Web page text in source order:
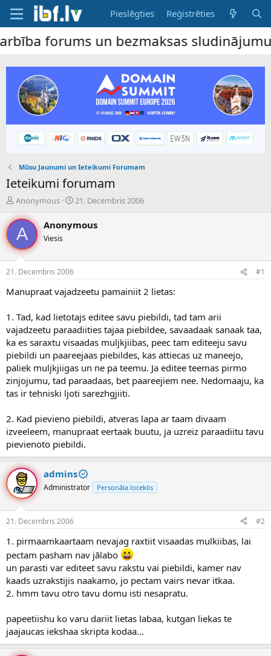
Pieslēgties Reģistrēties
un bezmaksas sludinājumu
Mūsu Jaunumi un Ieteikumi Forumam
Ieteikumi forumam
P
v
e
d
i
n
u
s
ā
c
ē
s
Anonymous
S
k
a
t
u
s
21. Decembris 2006
A Anonymous
Viesis
21. Decembris 2006 #1
Manupraat vajadzeetu pamainiit 2 lietas:
1. Tad, kad lietotajs editee savu piebildi, tad tam arii
vajadzeetu paraadiities tajaa piebildee, savaadaak sanaak taa,
ka es saraxtu visaadas muljkjiibas, peec tam editeeju savu
piebildi un paareejaas piebildes, kas attiecas uz maneejo,
paliek muljkjiigas un ne pa teemu. Ja editee teemas pirmo
zinjojumu, tad paraadaas, bet paareejiem nee. Nedomaaju, ka
tas ir tehniski ljoti sarezhgjiiti.
2. Kad pievieno piebildi, atveras lapa ar taam divaam
izveeleem, manupraat eertaak buutu, ja uzreiz paraadiitu tavu
pievienoto piebildi.
admins
Administrator Personāla loceklis
21. Decembris 2006 #2
1. pirmaamkaartaam nevajag raxtiit visaadas mulkiibas, lai
pectam pasham nav jālabo
un parasti var editeet savu rakstu vai piebildi, kamer nav
kaads uzrakstijis naakamo, jo pectam vairs nevar itkaa.
2. hmm tavu otro tavu domu isti nesapratu.
papeetiishu ko varu dariit lietas labaa, kutgan liekas te
jaajaucas iekshaa skripta kodaa...